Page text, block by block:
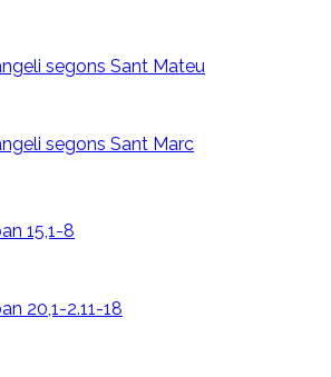
segons Sant Mateu
segons Sant Marc
15,1-8
20,1-2.11-18